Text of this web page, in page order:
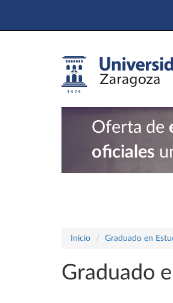
Oferta de
oficiales
Inicio Graduado en
Graduado